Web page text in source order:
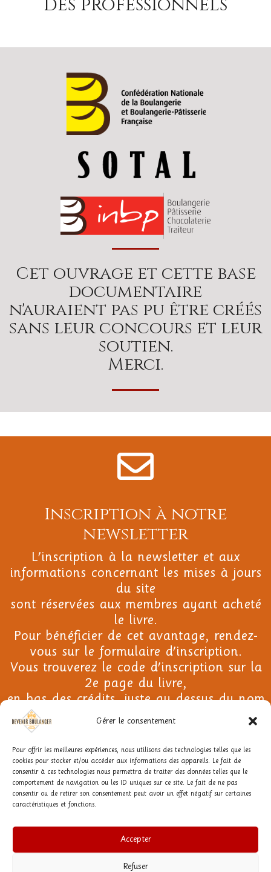
Gérer le consentement
Pour offrir les meilleures expériences, nous utilisons des technologies telles que les
cookies pour stocker et/ou accéder aux informations des appareils. Le fait de
consentir à ces technologies nous permettra de traiter des données telles que le
comportement de navigation ou les ID uniques sur ce site. Le fait de ne pas
consentir ou de retirer son consentement peut avoir un effet négatif sur certaines
caractéristiques et fonctions.
Accepter
Refuser
des professionnels
Cet ouvrage et cette base
documentaire
n'auraient pas pu être créés
sans leur concours et leur
soutien.
Merci.
Inscription à notre
newsletter
L'inscription à la newsletter et aux
informations concernant les mises à jours
du site
sont réservées aux membres ayant acheté
le livre.
Pour bénéficier de cet avantage, rendez-
vous sur le formulaire d'inscription.
Vous trouverez le code d'inscription sur la
2e page du livre,
en bas des crédits, juste au dessus du nom
de l'imprimeur.
INSCRIPTION
Les Nouvelles de la Boulangerie
27 Avenue d'Eylau, 75116 Paris France | Email :